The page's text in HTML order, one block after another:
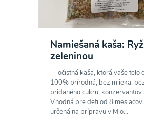
Namiešaná kaša:
zeleninou
-- očistná kaša, ktorá vaše telo
100% prírodná, bez mlieka,
pridaného cukru, konzervantov
Vhodná pre deti od 8
určená na prípravu v Mio...